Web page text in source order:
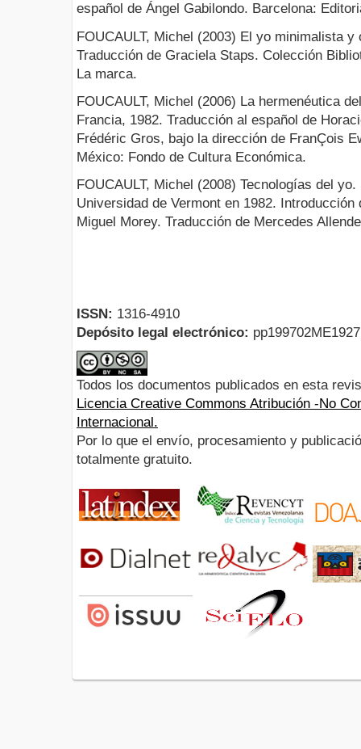
español de Ángel Gabilondo. Barcelona:
FOUCAULT, Michel (2003) El yo minimalista
Traducción de Graciela Staps. Colección
La marca.
FOUCAULT, Michel (2006) La hermenéutica
Francia, 1982. Traducción al español de
Frédéric Gros, bajo la dirección de FranÇois
México: Fondo de Cultura Económica.
FOUCAULT, Michel (2008) Tecnologías del
Universidad de Vermont en 1982.
Miguel Morey. Traducción de Mercedes
ISSN: 1316-4910
Depósito legal electrónico:
Todos los documentos publicados en esta
Licencia Creative Commons Atribución -No
Internacional.
Por lo que el envío, procesamiento y
totalmente gratuito.